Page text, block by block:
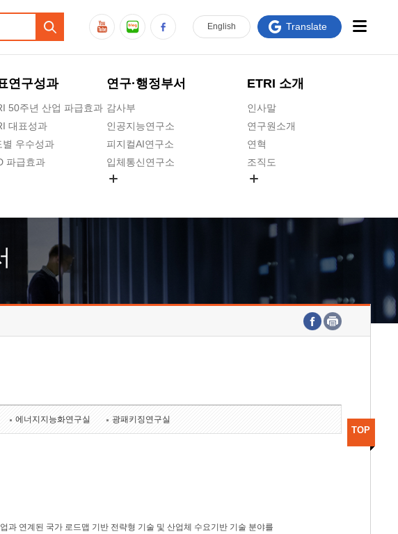
연구성과
50주년 산업 파급효과
대표성과
별 우수성과
파급효과
연구·행정부서
감사부
인공지능연구소
피지컬AI연구소
입체통신연구소
호남권연구본부
기획본부
ETRI 소개
인사말
연구원소개
연혁
조직도
연구원 고객헌장
주요업무연락처
English Translate
에너지지능화연구실 광패키징연구실
과 연계된 국가 로드맵 기반 전략형 기술 및 산업체 수요기반 기술 분야를
TOP